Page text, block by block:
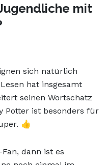
mit
sich natürlich
hat insgesamt
seinen Wortschatz
Potter ist besonders für
👍
dann ist es